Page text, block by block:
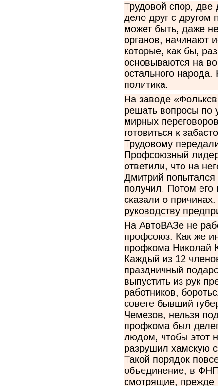
Трудовой спор,
дело друг с другом
может быть, даже
органов, начинают
которые, как бы,
основываются на
остального народа.
политика.
На заводе
решать вопросы по
мирных
готовиться к
Трудовому
Профсоюзный
ответили, что на
Дмитрий попытался
получил. Потом его
сказали о
руководству
На АвтоВАЗе не
профсоюз. Как же
профкома Николай
Каждый из 12
праздничный
выпустить из рук
работников,
совете бывший
Чемезов, нельзя
профкома был
людом, чтобы этот
разрушил хамскую
Такой порядок
объединение, в
смотрящие, прежде